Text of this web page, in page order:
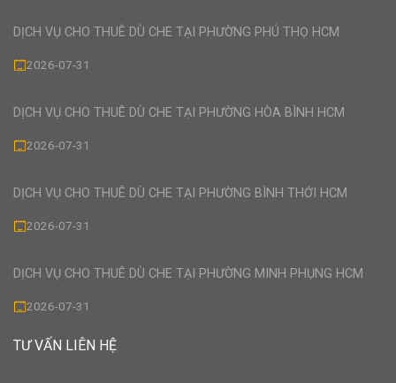
DỊCH VỤ CHO THUÊ DÙ CHE TẠI PHƯỜNG PHÚ THỌ HCM
2026-07-31
DỊCH VỤ CHO THUÊ DÙ CHE TẠI PHƯỜNG HÒA BÌNH HCM
2026-07-31
DỊCH VỤ CHO THUÊ DÙ CHE TẠI PHƯỜNG BÌNH THỚI HCM
2026-07-31
DỊCH VỤ CHO THUÊ DÙ CHE TẠI PHƯỜNG MINH PHỤNG HCM
2026-07-31
TƯ VẤN LIÊN HỆ